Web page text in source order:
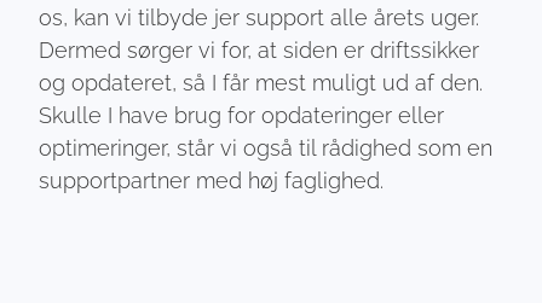
os, kan vi tilbyde jer support alle årets uger.
Dermed sørger vi for, at siden er driftssikker
og opdateret, så I får mest muligt ud af den.
Skulle I have brug for opdateringer eller
optimeringer, står vi også til rådighed som en
supportpartner med høj faglighed.